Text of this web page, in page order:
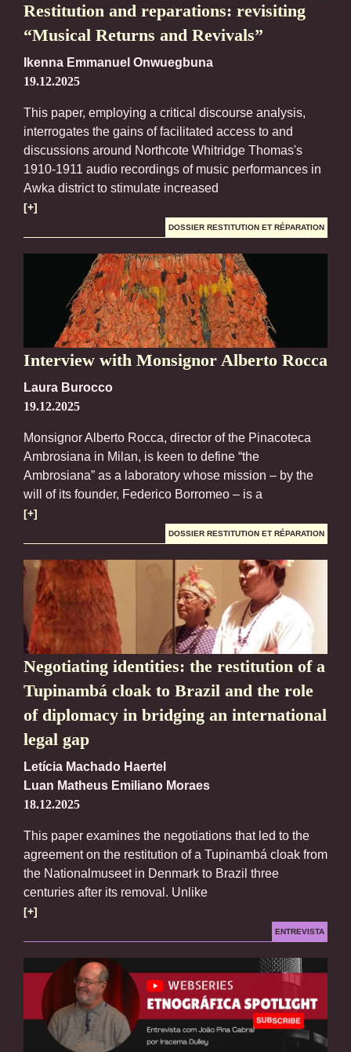
Restitution and reparations: revisiting
“Musical Returns and Revivals”
Ikenna Emmanuel Onwuegbuna
19.12.2025
This paper, employing a critical discourse analysis,
interrogates the gains of facilitated access to and
discussions around Northcote Whitridge Thomas's
1910-1911 audio recordings of music performances in
Awka district to stimulate increased
[+]
DOSSIER RESTITUTION ET RÉPARATION
Interview with Monsignor Alberto Rocca
Laura Burocco
19.12.2025
Monsignor Alberto Rocca, director of the Pinacoteca
Ambrosiana in Milan, is keen to define “the
Ambrosiana” as a laboratory whose mission – by the
will of its founder, Federico Borromeo – is a
[+]
DOSSIER RESTITUTION ET RÉPARATION
Negotiating identities: the restitution of a
Tupinambá cloak to Brazil and the role
of diplomacy in bridging an international
legal gap
Letícia Machado Haertel
Luan Matheus Emiliano Moraes
18.12.2025
This paper examines the negotiations that led to the
agreement on the restitution of a Tupinambá cloak from
the Nationalmuseet in Denmark to Brazil three
centuries after its removal. Unlike
[+]
ENTREVISTA